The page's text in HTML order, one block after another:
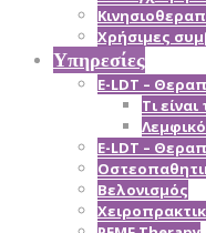
Χρήσιμες
Υπηρεσίες
E-LDT –
Τι
E-LDT –
Βελονισμός